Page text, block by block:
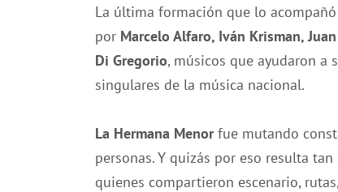
La última formación que lo
por Marcelo Alfaro, Iván Krisman,
Di Gregorio, músicos que ayudaron a
singulares de la música nacional.
La Hermana Menorfue mutando
personas. Y quizás por eso resulta
quienes compartieron escenario,